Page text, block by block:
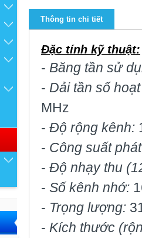
Thông tin chi tiết
Đặc tính kỹ thuật:
- Băng tần sử
- Dải tần số
MHz
- Độ rộng kênh:
- Công suất
- Độ nhạy thu
- Số kênh nhớ:
- Trọng lượng:
- Kích thước